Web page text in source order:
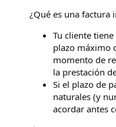
¿Qué es una factura
Tu cliente
plazo máximo
momento de
la prestación
Si el plazo de
naturales (y
acordar antes